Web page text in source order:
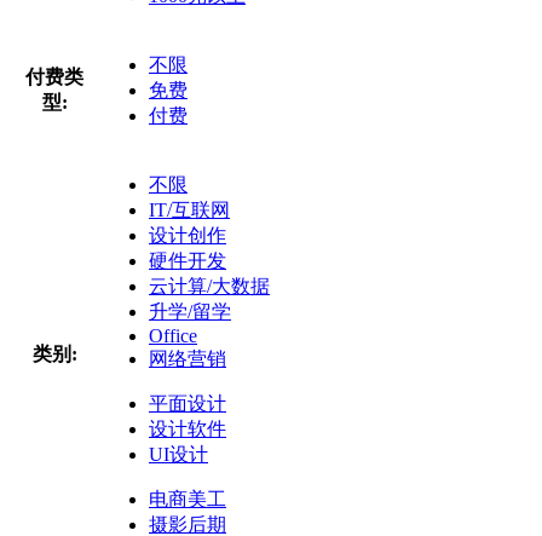
付费类
型:
不限
免费
付费
类别:
不限
IT/互联网
设计创作
硬件开发
云计算/大数据
升学/留学
Office
网络营销
平面设计
设计软件
UI设计
电商美工
摄影后期